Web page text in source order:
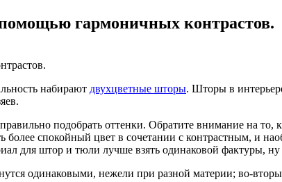
гармоничных контрастов.
набирают двухцветные шторы. Шторы в
подобрать оттенки. Обратите внимание на то,
более спокойный цвет в сочетании с контрастным, и
для штор и тюли лучше взять одинаковой фактуры,
одинаковыми, нежели при разной материи; во-